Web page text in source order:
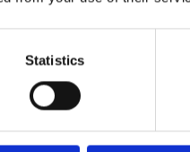
Statistics
+32